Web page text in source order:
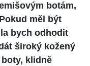
botám,
měl být
bych odhodit
široký kožený
klidně